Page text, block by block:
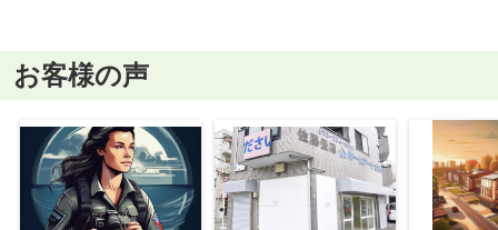
お客様の声